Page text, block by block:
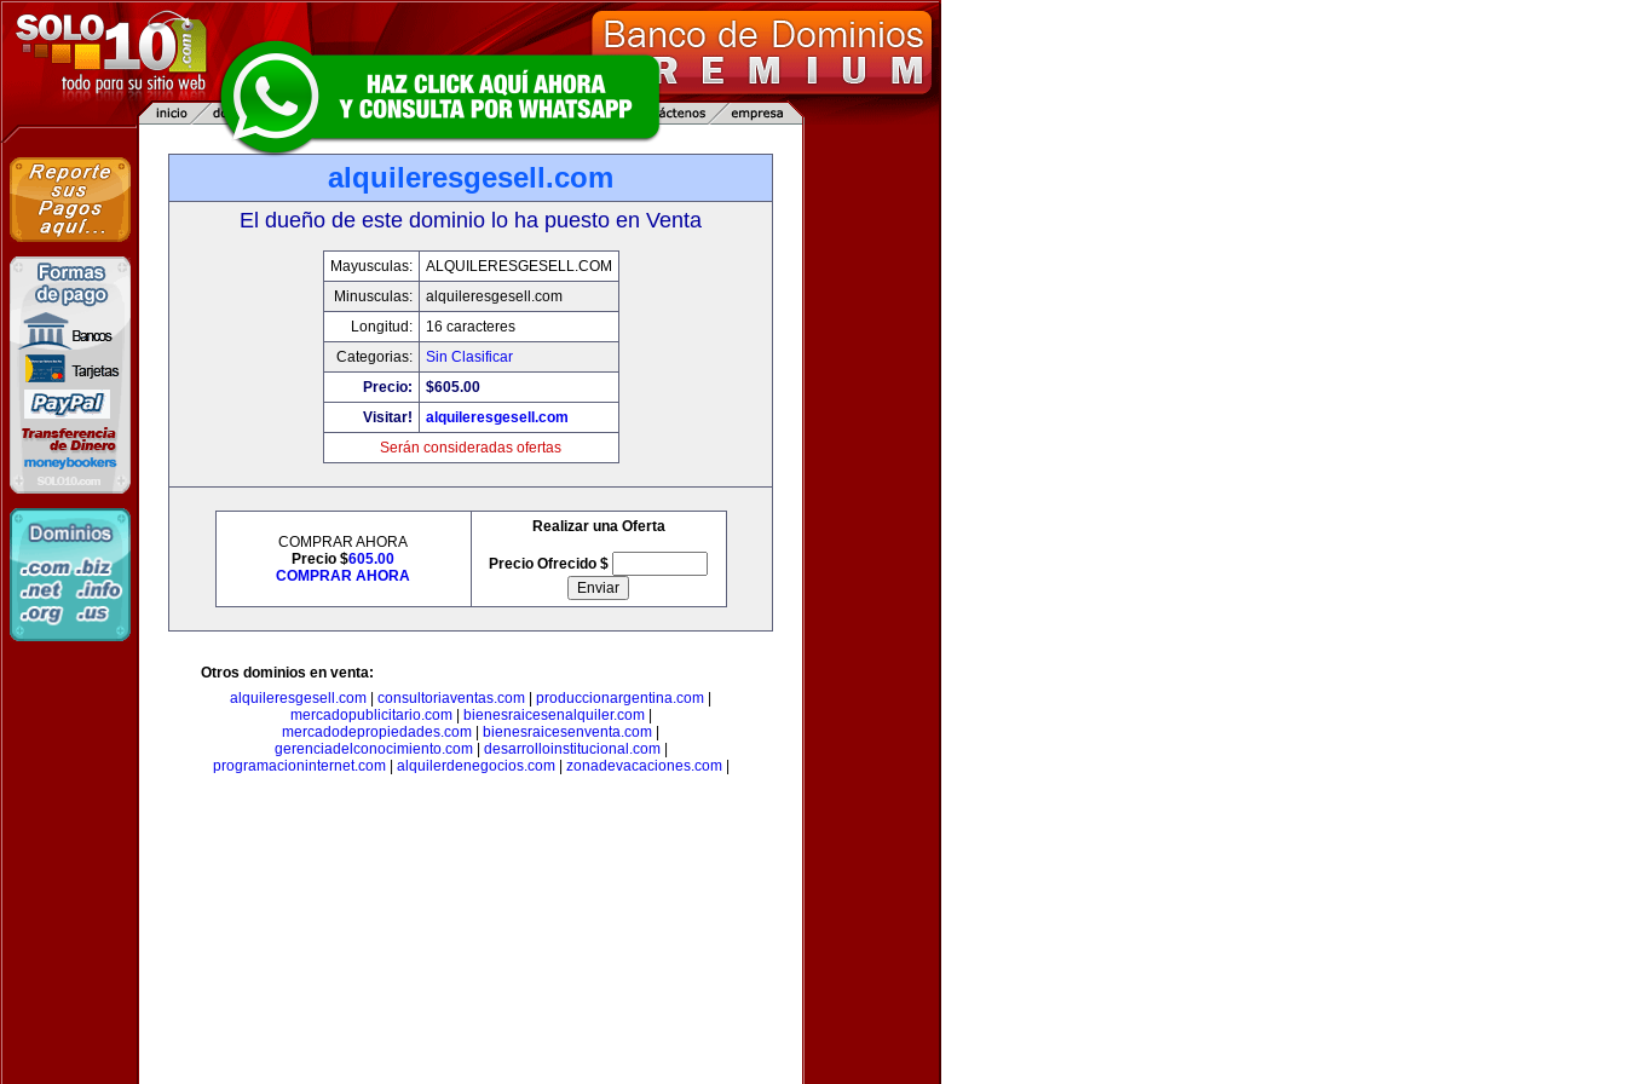
alquileresgesell.com
El dueño de este dominio lo ha puesto en Venta
Mayusculas:
ALQUILERESGESELL.COM
Minusculas:
alquileresgesell.com
Longitud:
16 caracteres
Categorias:
Sin Clasificar
Precio:
$605.00
Visitar!
alquileresgesell.com
Serán consideradas ofertas
COMPRAR AHORA
Precio $605.00
COMPRAR AHORA
Realizar una Oferta
Precio Ofrecido $
Otros dominios en venta:
alquileresgesell.com
consultoriaventas.com produccionargentina.com
mercadopublicitario.com| bienesraicesenalquiler.com|
mercadodepropiedades.com
bienesraicesenventa.com
gerenciadelconocimiento.com| desarrolloinstitucional.com|
programacioninternet.com| alquilerdenegocios.com| zonadevacaciones.com|